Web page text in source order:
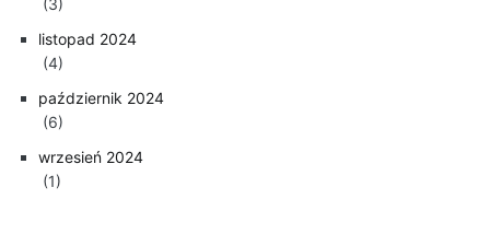
(3)
listopad 2024
(4)
październik 2024
(6)
wrzesień 2024
(1)